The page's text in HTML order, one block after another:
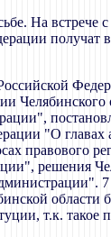
На встрече
получат
"О
решения
т.к. такое